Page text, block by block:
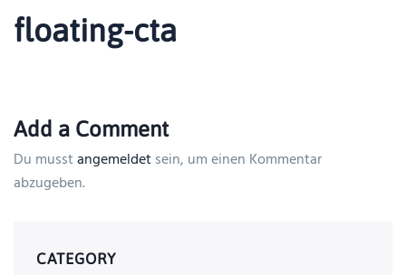
floating-cta
Add a Comment
Du musstangemeldet sein, um einen Kommentar
abzugeben.
CATEGORY